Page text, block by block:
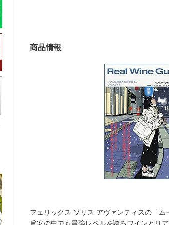
商品情報
フェリックス ソリス アヴァンティスの「ム
旨安の中でも最強レベルを誇るワインとリ